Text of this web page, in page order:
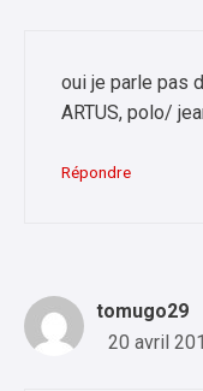
oui je parle pas
ARTUS, polo/
Répondre
tomugo29
20 avril